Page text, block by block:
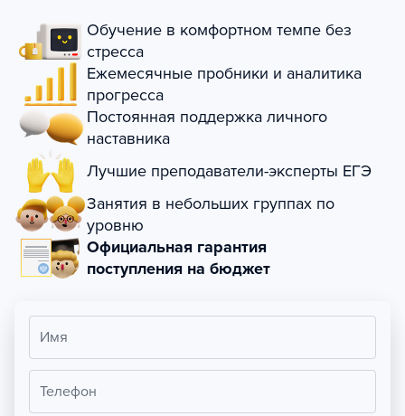
Обучение в комфортном темпе без
стресса
Ежемесячные пробники и аналитика
прогресса
Постоянная поддержка личного
наставника
Лучшие преподаватели-эксперты ЕГЭ
Занятия в небольших группах по
уровню
Официальная гарантия
поступления на бюджет
Имя
Телефон